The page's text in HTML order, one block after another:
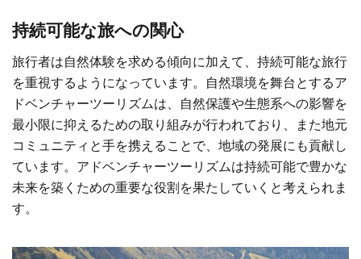
持続可能な旅への関心
旅行者は自然体験を求める傾向に加えて、持続可能な旅行
を重視するようになっています。自然環境を舞台とするア
ドベンチャーツーリズムは、自然保護や生態系への影響を
最小限に抑えるための取り組みが行われており、また地元
コミュニティと手を携えることで、地域の発展にも貢献し
ています。アドベンチャーツーリズムは持続可能で豊かな
未来を築くための重要な役割を果たしていくと考えられま
す。